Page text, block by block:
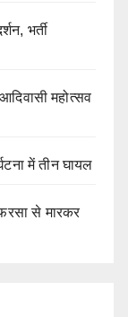
भर्ती
महोत्सव
में तीन घायल
से मारकर